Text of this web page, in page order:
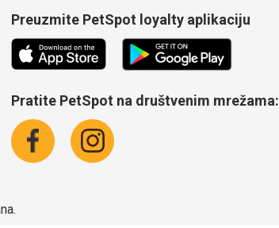
Preuzmite PetSpot loyalty aplikaciju
Pratite PetSpot na društvenim mrežama: